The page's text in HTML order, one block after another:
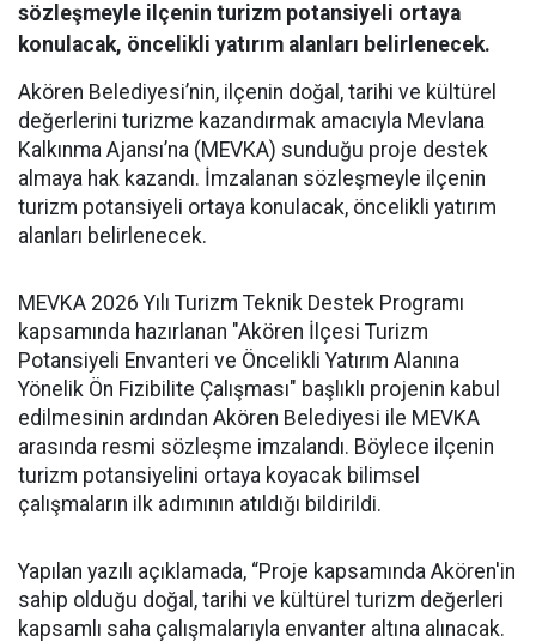
sözleşmeyle ilçenin turizm potansiyeli ortaya
konulacak, öncelikli yatırım alanları belirlenecek.
Akören Belediyesi’nin, ilçenin doğal, tarihi ve kültürel
değerlerini turizme kazandırmak amacıyla Mevlana
Kalkınma Ajansı’na (MEVKA) sunduğu proje destek
almaya hak kazandı. İmzalanan sözleşmeyle ilçenin
turizm potansiyeli ortaya konulacak, öncelikli yatırım
alanları belirlenecek.
MEVKA 2026 Yılı Turizm Teknik Destek Programı
kapsamında hazırlanan "Akören İlçesi Turizm
Potansiyeli Envanteri ve Öncelikli Yatırım Alanına
Yönelik Ön Fizibilite Çalışması" başlıklı projenin kabul
edilmesinin ardından Akören Belediyesi ile MEVKA
arasında resmi sözleşme imzalandı. Böylece ilçenin
turizm potansiyelini ortaya koyacak bilimsel
çalışmaların ilk adımının atıldığı bildirildi.
Yapılan yazılı açıklamada, “Proje kapsamında Akören'in
sahip olduğu doğal, tarihi ve kültürel turizm değerleri
kapsamlı saha çalışmalarıyla envanter altına alınacak.